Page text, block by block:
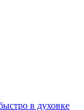
в духовке